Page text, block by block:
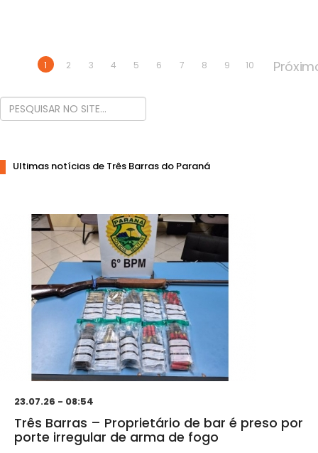
1 2 3 4 5 6 7 8 9 10
Ultimas notícias de Três Barras do Paraná
23.07.26 - 08:54
Três Barras – Proprietário de bar é preso por
porte irregular de arma de fogo